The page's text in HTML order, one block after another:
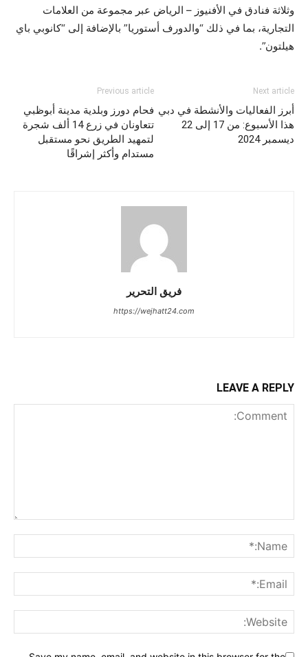
وثلاثة فنادق في الأفنيوز – الرياض عبر مجموعة من العلامات
التجارية، بما في ذلك “والدورف أستوريا” بالإضافة إلى “كانوبي باي
هيلتون”.
Previous article
فحام دورز وبلدية مدينة أبوظبي
تتعاونان في زرع 14 ألف شجرة
لتمهيد الطريق نحو مستقبل
مستدام وأكثر إشراقًا
Next article
أبرز الفعاليات والأنشطة في دبي
هذا الأسبوع: من 17 إلى 22
ديسمبر 2024
فريق التحرير
https://wejhatt24.com
LEAVE A REPLY